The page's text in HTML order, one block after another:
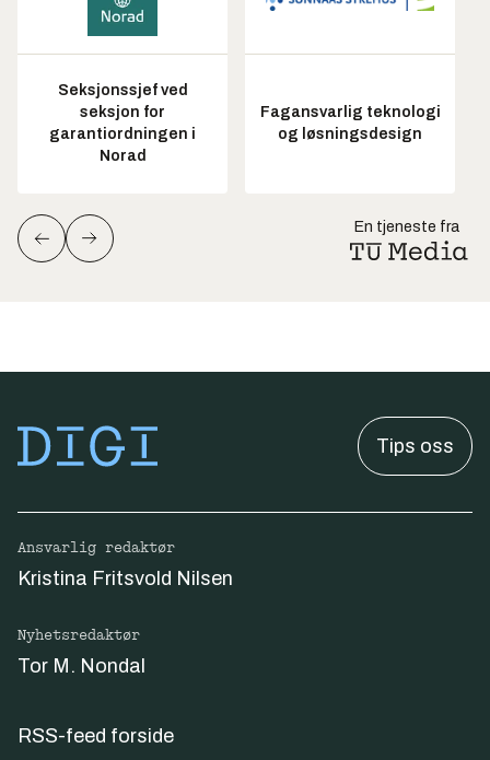
Seksjonssjef ved
seksjon for
garantiordningen i
Norad
Fagansvarlig teknologi
og løsningsdesign
En tjeneste fra
Tips oss
Ansvarlig redaktør
Kristina Fritsvold Nilsen
Nyhetsredaktør
Tor M. Nondal
RSS-feed forside